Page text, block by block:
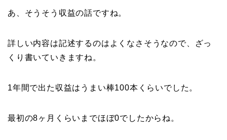
あ、そうそう収益の話ですね。
詳しい内容は記述するのはよくなさそうなので、ざっ
くり書いていきますね。
1年間で出た収益はうまい棒100本くらいでした。
最初の8ヶ月くらいまでほぼ0でしたからね。